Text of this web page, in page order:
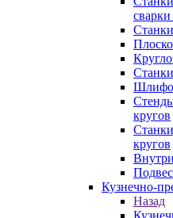
кругов
кругов
Кузнечно-
Назад